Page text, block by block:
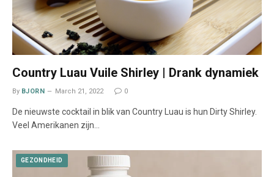
Country Luau Vuile Shirley | Drank dynamiek
By BJORN March 21, 2022 0
De nieuwste cocktail in blik van Country Luau is hun Dirty Shirley.
Veel Amerikanen zijn…
GEZONDHEID